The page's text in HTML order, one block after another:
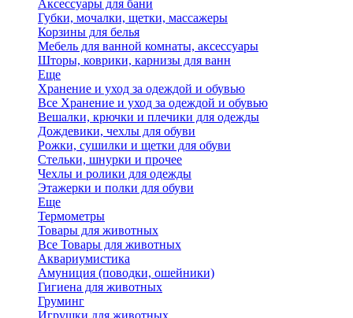
Аксессуары для бани
Губки, мочалки, щетки, массажеры
Корзины для белья
Мебель для ванной комнаты, аксессуары
Шторы, коврики, карнизы для ванн
Еще
Хранение и уход за одеждой и обувью
Все Хранение и уход за одеждой и обувью
Вешалки, крючки и плечики для одежды
Дождевики, чехлы для обуви
Рожки, сушилки и щетки для обуви
Стельки, шнурки и прочее
Чехлы и ролики для одежды
Этажерки и полки для обуви
Еще
Термометры
Товары для животных
Все Товары для животных
Аквариумистика
Амуниция (поводки, ошейники)
Гигиена для животных
Груминг
Игрушки для животных